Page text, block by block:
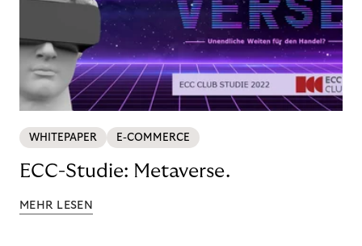
WHITEPAPER E-COMMERCE
ECC-Studie: Metaverse.
MEHR LESEN